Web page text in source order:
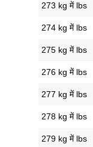
273 kg में lbs
274 kg में lbs
275 kg में lbs
276 kg में lbs
277 kg में lbs
278 kg में lbs
279 kg में lbs